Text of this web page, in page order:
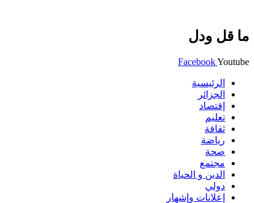
ما قل ودل
FacebookYoutube
الرئيسية
الجزائر
إقتصاد
تعليم
ثقافة
رياضة
صحة
مجتمع
الدين و الحياة
دولي
إعلانات وإشهار